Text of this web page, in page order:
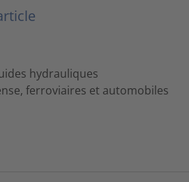
hydrauliques
ferroviaires et automobiles